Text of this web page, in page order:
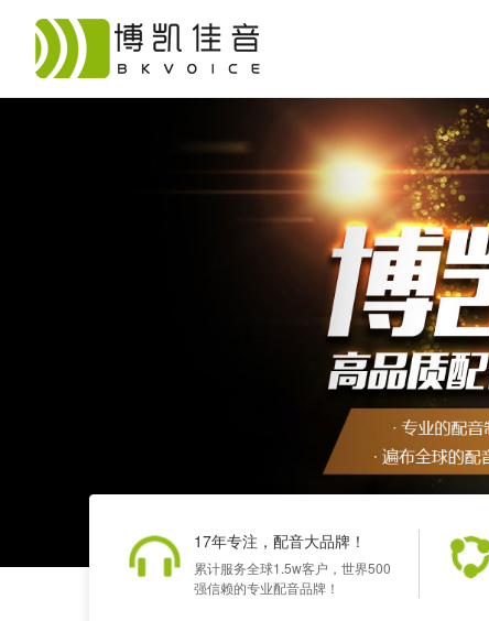
17年专注，配音大品牌！
累计服务全球1.5w客户，世界500
强信赖的专业配音品牌！